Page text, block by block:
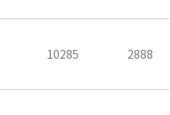
10285 2888